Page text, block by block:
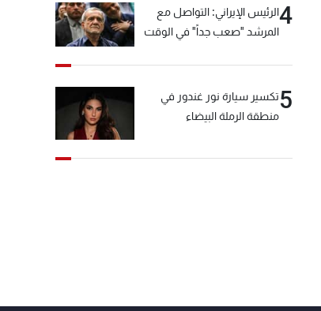
4الرئيس الإيراني: التواصل مع
المرشد "صعب جداً" في الوقت
5تكسير سيارة نور غندور في
منطقة الرملة البيضاء